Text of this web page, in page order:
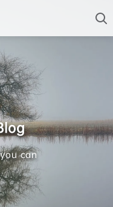
can